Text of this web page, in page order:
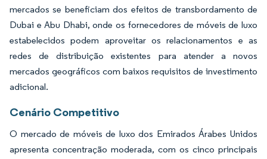
mercados se beneficiam dos efeitos de transbordamento de
Dubai e Abu Dhabi, onde os fornecedores de móveis de luxo
estabelecidos podem aproveitar os relacionamentos e as
redes de distribuição existentes para atender a novos
mercados geográficos com baixos requisitos de investimento
adicional.
Cenário Competitivo
O mercado de móveis de luxo dos Emirados Árabes Unidos
apresenta concentração moderada, com os cinco principais